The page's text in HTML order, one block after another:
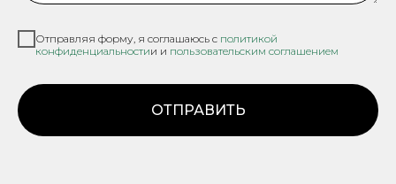
Отправляя форму, я соглашаюсь с политикой
конфиденциальностии и пользовательским соглашением
ОТПРАВИТЬ